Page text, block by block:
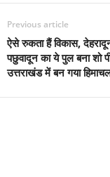
Previous article
ऐसे रुकता हैं विकास,
पछुवादून का ये पुल बना शो
उत्तराखंड में बन गया